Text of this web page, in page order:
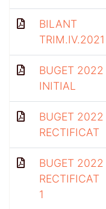
BILANT
TRIM.IV.2021
BUGET 2022
INITIAL
BUGET 2022
RECTIFICAT
BUGET 2022
RECTIFICAT
1